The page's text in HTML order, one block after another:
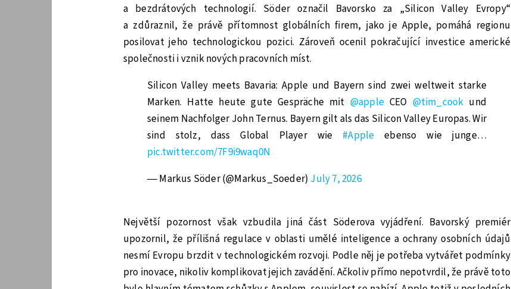
a bezdrátových technologií. Söder označil Bavorsko za „Silicon Valley Evropy“
a zdůraznil, že právě přítomnost globálních firem, jako je Apple, pomáhá regionu
posilovat jeho technologickou pozici. Zároveň ocenil pokračující investice americké
společnosti i vznik nových pracovních míst.
Silicon Valley meets Bavaria: Apple und Bayern sind zwei weltweit starke
Marken. Hatte heute gute Gespräche mit @appleCEO @tim_cook und
seinem Nachfolger John Ternus. Bayern gilt als das Silicon Valley Europas. Wir
sind stolz, dass Global Player wie #Apple ebenso wie junge…
pic.twitter.com/7F9i9waq0N
— Markus Söder (@Markus_Soeder) July 7, 2026
Největší pozornost však vzbudila jiná část Söderova vyjádření. Bavorský premiér
upozornil, že přílišná regulace v oblasti umělé inteligence a ochrany osobních údajů
nesmí Evropu brzdit v technologickém rozvoji. Podle něj je potřeba vytvářet podmínky
pro inovace, nikoliv komplikovat jejich zavádění. Ačkoliv přímo nepotvrdil, že právě toto